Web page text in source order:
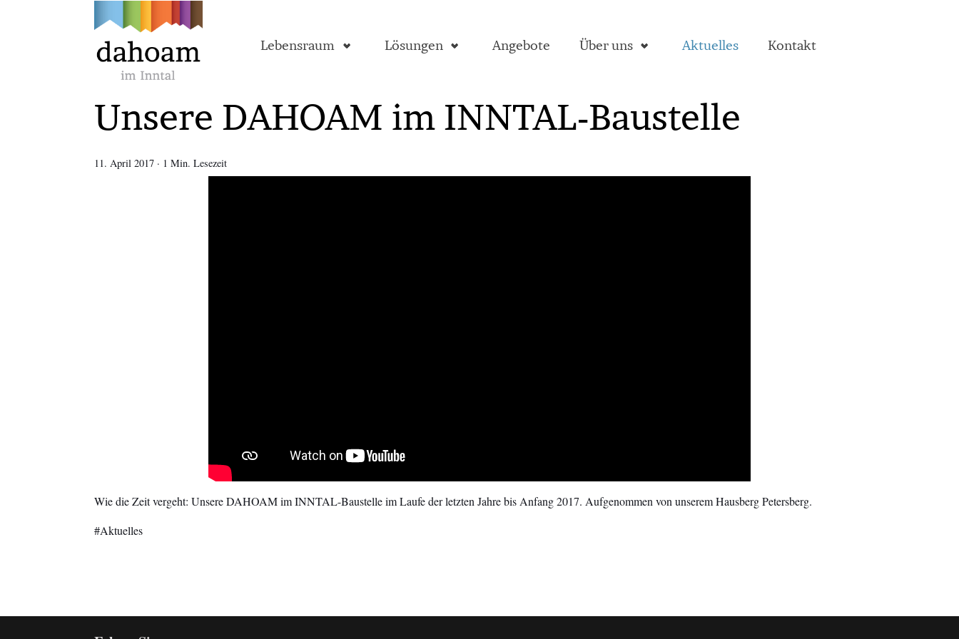
Lebensraum Lösungen Angebote Über uns Aktuelles Kontakt
Unsere DAHOAM im INNTAL-Baustelle
11. April 2017 · 1 Min. Lesezeit
Wie die Zeit vergeht: Unsere DAHOAM im INNTAL-Baustelle im Laufe der letzten Jahre bis Anfang 2017. Aufgenommen von unserem Hausberg Petersberg.
Aktuelles